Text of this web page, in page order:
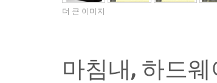
더 큰 이미지
마침내, 하드